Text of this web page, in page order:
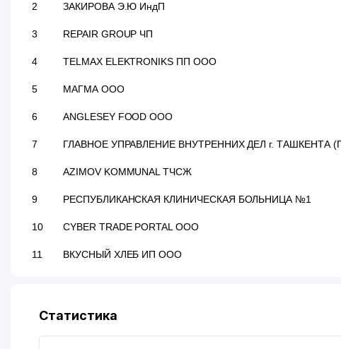
2 ЗАКИРОВА Э.Ю ИндП
3 REPAIR GROUP ЧП
4 TELMAX ELEKTRONIKS ПП ООО
5 МАГМА ООО
6 ANGLESEY FOOD ООО
7 ГЛАВНОЕ УПРАВЛЕНИЕ ВНУТРЕННИХ ДЕЛ г. ТАШКЕНТА
8 AZIMOV KOMMUNAL ТЧСЖ
9 РЕСПУБЛИКАНСКАЯ КЛИНИЧЕСКАЯ БОЛЬНИЦА №1
10 CYBER TRADE PORTAL ООО
11 ВКУСНЫЙ ХЛЕБ ИП ООО
13
14 АТЛАС ЛОГИСТИКС ООО
Статистика